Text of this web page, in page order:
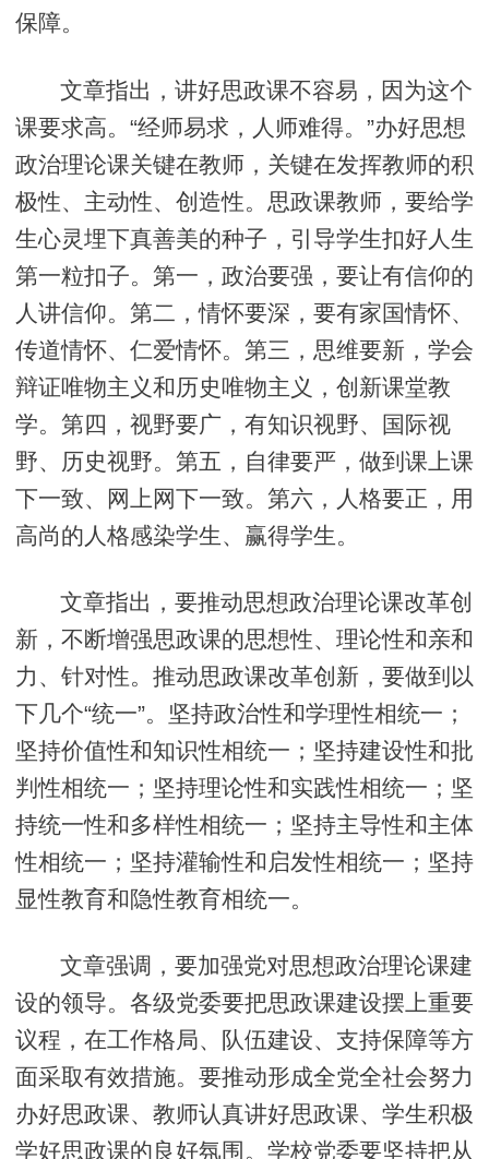
保障。
文章指出，讲好思政课不容易，因为这个
课要求高。“经师易求，人师难得。”办好思想
政治理论课关键在教师，关键在发挥教师的积
极性、主动性、创造性。思政课教师，要给学
生心灵埋下真善美的种子，引导学生扣好人生
第一粒扣子。第一，政治要强，要让有信仰的
人讲信仰。第二，情怀要深，要有家国情怀、
传道情怀、仁爱情怀。第三，思维要新，学会
辩证唯物主义和历史唯物主义，创新课堂教
学。第四，视野要广，有知识视野、国际视
野、历史视野。第五，自律要严，做到课上课
下一致、网上网下一致。第六，人格要正，用
高尚的人格感染学生、赢得学生。
文章指出，要推动思想政治理论课改革创
新，不断增强思政课的思想性、理论性和亲和
力、针对性。推动思政课改革创新，要做到以
下几个“统一”。坚持政治性和学理性相统一；
坚持价值性和知识性相统一；坚持建设性和批
判性相统一；坚持理论性和实践性相统一；坚
持统一性和多样性相统一；坚持主导性和主体
性相统一；坚持灌输性和启发性相统一；坚持
显性教育和隐性教育相统一。
文章强调，要加强党对思想政治理论课建
设的领导。各级党委要把思政课建设摆上重要
议程，在工作格局、队伍建设、支持保障等方
面采取有效措施。要推动形成全党全社会努力
办好思政课、教师认真讲好思政课、学生积极
学好思政课的良好氛围。学校党委要坚持把从